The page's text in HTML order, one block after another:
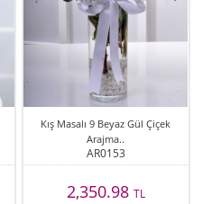
Kış Masalı 9 Beyaz Gül Çiçek
Arajma..
AR0153
2,350.98 TL